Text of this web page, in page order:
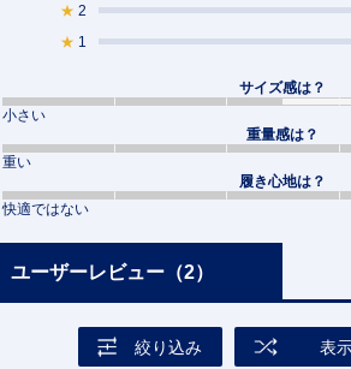
★ 2
★ 1
サイズ感は？
小さい
重量感は？
重い
履き心地は？
快適ではない
ユーザーレビュー（2）
絞り込み 表